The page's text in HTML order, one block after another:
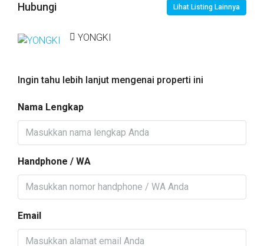
Hubungi Lihat Listing Lainnya
YONGKI
Ingin tahu lebih lanjut mengenai properti ini
Nama Lengkap
Handphone / WA
Email